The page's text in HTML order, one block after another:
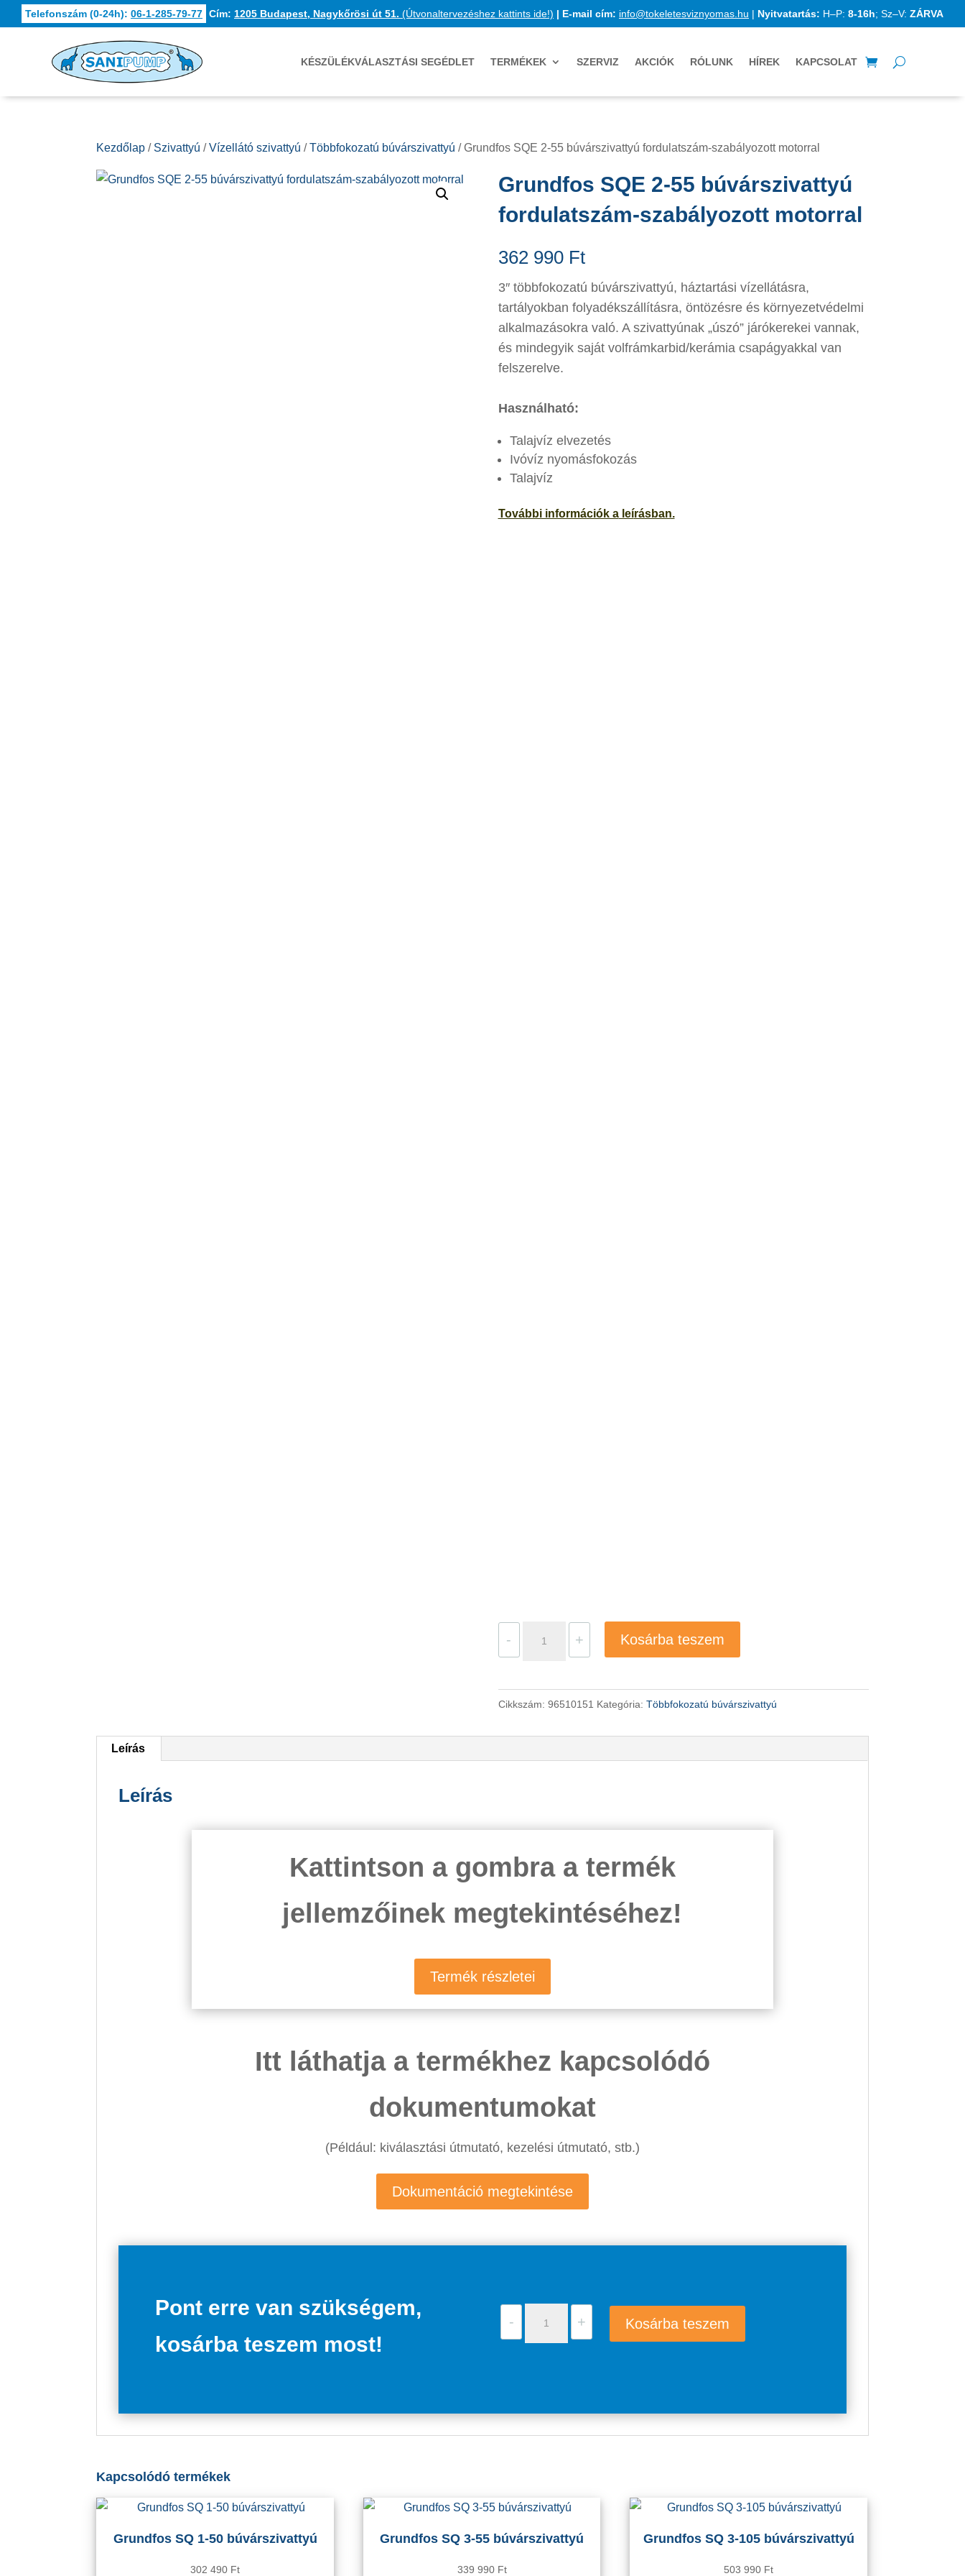
Telefonszám (0-24h): 06-1-285-79-77 Cím: 1205 Budapest, Nagykőrösi út 51. (Útvonaltervezéshez kattints ide!) | E-mail cím: info@tokeletesviznyomas.hu | Nyitvatartás: H–P: 8-16h; Sz–V: ZÁRVA
KÉSZÜLÉKVÁLASZTÁSI SEGÉDLET TERMÉKEK SZERVIZ AKCIÓK RÓLUNK HÍREK KAPCSOLAT
Kezdőlap / Szivattyú /Vízellátó szivattyú /Többfokozatú búvárszivattyú / Grundfos SQE 2-55 búvárszivattyú fordulatszám-szabályozott motorral
Grundfos SQE 2-55 búvárszivattyú
fordulatszám-szabályozott motorral
362 990 Ft
3″ többfokozatú búvárszivattyú, háztartási vízellátásra,
tartályokban folyadékszállításra, öntözésre és környezetvédelmi
alkalmazásokra való. A szivattyúnak „úszó” járókerekei vannak,
és mindegyik saját volfrámkarbid/kerámia csapágyakkal van
felszerelve.
Használható:
Talajvíz elvezetés
Ivóvíz nyomásfokozás
Talajvíz
További információk aleírásban.
-
55
búvárszivattyú
+ Kosárba teszem
Cikkszám: 96510151 Kategória: Többfokozatú búvárszivattyú
Leírás
Leírás
Kattintson a gombra a termék
jellemzőinek megtekintéséhez!
Termék részletei
Itt láthatja a termékhez kapcsolódó
dokumentumokat
(Például: kiválasztási útmutató, kezelési útmutató, stb.)
Dokumentáció megtekintése
Pont erre van szükségem,
kosárba teszem most!
- + Kosárba teszem
Kapcsolódó termékek
Grundfos SQ 1-50 búvárszivattyú
302 490 Ft
Grundfos SQ 3-55 búvárszivattyú
339 990 Ft
Grundfos SQ 3-105 búvárszivattyú
503 990 Ft